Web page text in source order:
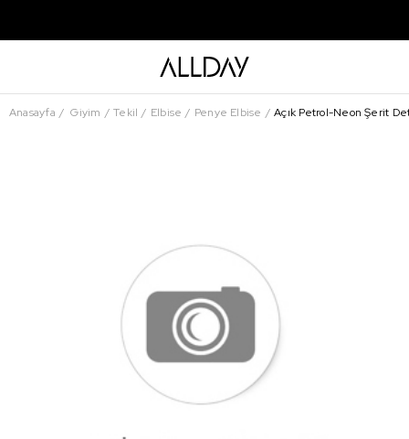
Anasayfa Giyim Tekil Elbise Penye Elbise Açık Petrol-Neon Şerit